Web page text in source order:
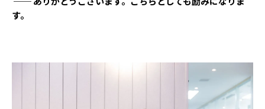
す。